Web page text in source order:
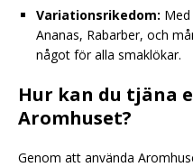
Variationsrikedom:
Ananas, Rabarber, och
något för alla smaklökar.
Hur kan du tjäna
Aromhuset?
Genom att använda